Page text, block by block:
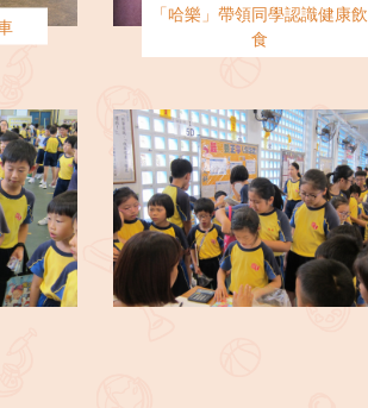
「哈樂」帶領同學認識健康飲
食